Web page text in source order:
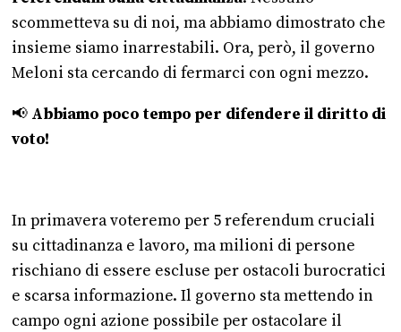
scommetteva su di noi, ma abbiamo dimostrato che
insieme siamo inarrestabili. Ora, però, il governo
Meloni sta cercando di fermarci con ogni mezzo.
📢 Abbiamo poco tempo per difendere il diritto di
voto!
In primavera voteremo per 5 referendum cruciali
su cittadinanza e lavoro, ma milioni di persone
rischiano di essere escluse per ostacoli burocratici
e scarsa informazione. Il governo sta mettendo in
campo ogni azione possibile per ostacolare il